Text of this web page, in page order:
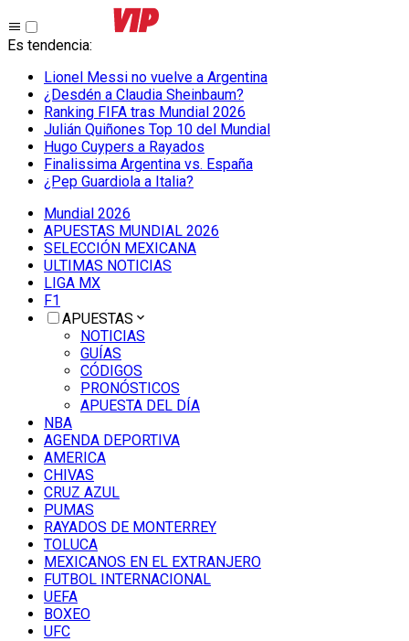
Es tendencia:
Lionel Messi no vuelve a Argentina
¿Desdén a Claudia Sheinbaum?
Ranking FIFA tras Mundial 2026
Julián Quiñones Top 10 del Mundial
Hugo Cuypers a Rayados
Finalissima Argentina vs. España
¿Pep Guardiola a Italia?
Mundial 2026
APUESTAS MUNDIAL 2026
SELECCIÓN MEXICANA
ULTIMAS NOTICIAS
LIGA MX
F1
APUESTAS
NOTICIAS
GUÍAS
CÓDIGOS
PRONÓSTICOS
APUESTA DEL DÍA
NBA
AGENDA DEPORTIVA
AMERICA
CHIVAS
CRUZ AZUL
PUMAS
RAYADOS DE MONTERREY
TOLUCA
MEXICANOS EN EL EXTRANJERO
FUTBOL INTERNACIONAL
UEFA
BOXEO
UFC